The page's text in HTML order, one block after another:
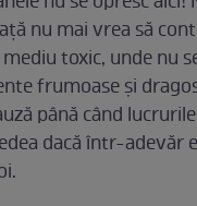
nu mai vrea să
toxic, unde nu
frumoase și
până când
dacă într-adevăr